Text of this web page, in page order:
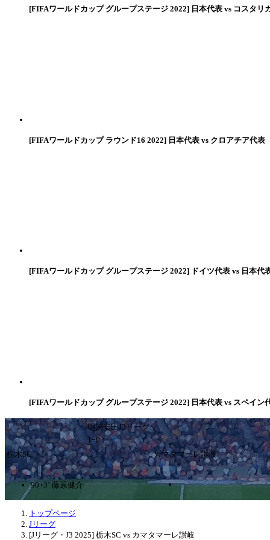
[FIFAワールドカップ グループステージ 2022] 日本代表 vs コスタリ
[FIFAワールドカップ ラウンド16 2022] 日本代表 vs クロアチア代表
[FIFAワールドカップ グループステージ 2022] ドイツ代表 vs 日本代
[FIFAワールドカップ グループステージ 2022] 日本代表 vs スペイン
明治安田J3リーグ
1ｰ0
栃木SC
カマタマーレ讃岐
90+3’ 藤原健介
トップページ
Jリーグ
[Jリーグ・J3 2025] 栃木SC vs カマタマーレ讃岐